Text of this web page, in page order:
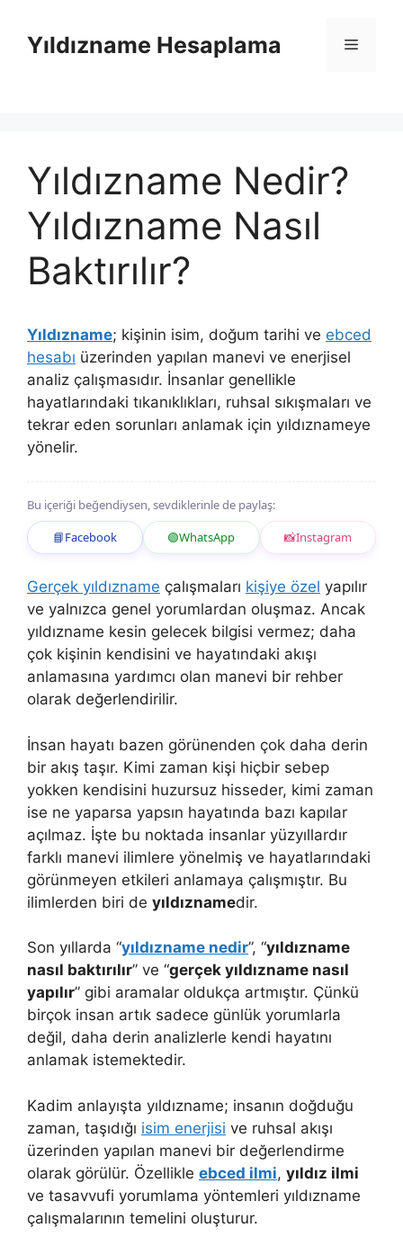
Yıldızname Hesaplama Menü
Yıldızname Nedir?
Yıldızname Nasıl
Baktırılır?
Yıldızname; kişinin isim, doğum tarihi ve ebced
hesabı üzerinden yapılan manevi ve enerjisel
analiz çalışmasıdır. İnsanlar genellikle
hayatlarındaki tıkanıklıkları, ruhsal sıkışmaları ve
tekrar eden sorunları anlamak için yıldıznameye
yönelir.
Bu içeriği beğendiysen, sevdiklerinle de paylaş:
📘Facebook 🟢WhatsApp 📸Instagram
Gerçek yıldızname çalışmaları kişiye özel yapılır
ve yalnızca genel yorumlardan oluşmaz. Ancak
yıldızname kesin gelecek bilgisi vermez; daha
çok kişinin kendisini ve hayatındaki akışı
anlamasına yardımcı olan manevi bir rehber
olarak değerlendirilir.
İnsan hayatı bazen görünenden çok daha derin
bir akış taşır. Kimi zaman kişi hiçbir sebep
yokken kendisini huzursuz hisseder, kimi zaman
ise ne yaparsa yapsın hayatında bazı kapılar
açılmaz. İşte bu noktada insanlar yüzyıllardır
farklı manevi ilimlere yönelmiş ve hayatlarındaki
görünmeyen etkileri anlamaya çalışmıştır. Bu
ilimlerden biri de yıldıznamedir.
Son yıllarda “yıldızname nedir”, “yıldızname
nasıl baktırılır” ve “gerçek yıldızname nasıl
yapılır” gibi aramalar oldukça artmıştır. Çünkü
birçok insan artık sadece günlük yorumlarla
değil, daha derin analizlerle kendi hayatını
anlamak istemektedir.
Kadim anlayışta yıldızname; insanın doğduğu
zaman, taşıdığı isim enerjisi ve ruhsal akışı
üzerinden yapılan manevi bir değerlendirme
olarak görülür. Özellikle ebced ilmi, yıldız ilmi
ve tasavvufi yorumlama yöntemleri yıldızname
çalışmalarının temelini oluşturur.